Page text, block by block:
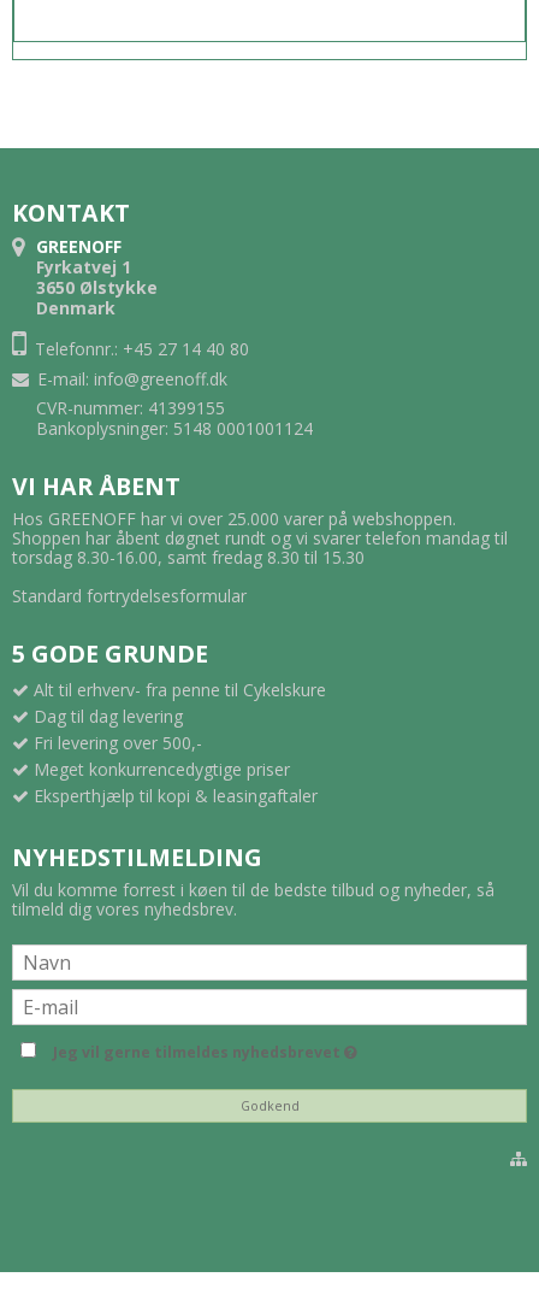
KONTAKT
GREENOFF
Fyrkatvej 1
3650 Ølstykke
Denmark
Telefonnr.: +45 27 14 40 80
E-mail: info@greenoff.dk
CVR-nummer: 41399155
Bankoplysninger: 5148 0001001124
VI HAR ÅBENT
Hos GREENOFF har vi over 25.000 varer på webshoppen.
Shoppen har åbent døgnet rundt og vi svarer telefon mandag til
torsdag 8.30-16.00, samt fredag 8.30 til 15.30
Standard fortrydelsesformular
5 GODE GRUNDE
Alt til erhverv- fra penne til Cykelskure
Dag til dag levering
Fri levering over 500,-
Meget konkurrencedygtige priser
Eksperthjælp til kopi & leasingaftaler
NYHEDSTILMELDING
Vil du komme forrest i køen til de bedste tilbud og nyheder, så
tilmeld dig vores nyhedsbrev.
Jeg vil gerne tilmeldes nyhedsbrevet
Godkend